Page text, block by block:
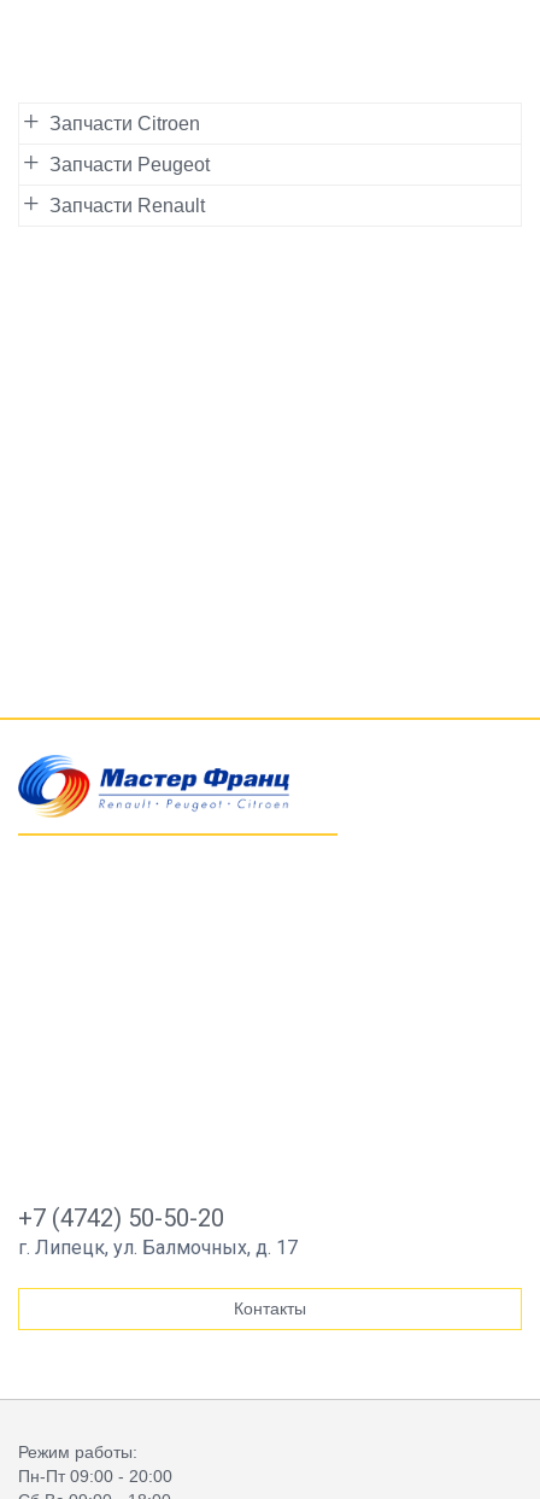
Запчасти Citroen
Запчасти Peugeot
Запчасти Renault
+7 (4742) 50-50-20
г. Липецк, ул. Балмочных, д. 17
Контакты
Режим работы:
Пн-Пт 09:00 - 20:00